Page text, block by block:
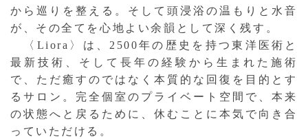
から巡りを整える。そして頭浸浴の温もりと水音
が、その全てを心地よい余韻として深く残す。
〈Liora〉は、2500年の歴史を持つ東洋医術と
最新技術、そして長年の経験から生まれた施術
で、ただ癒すのではなく本質的な回復を目的とす
るサロン。完全個室のプライベート空間で、本来
の状態へと戻るために、休むことに本気で向き合
っていただける。